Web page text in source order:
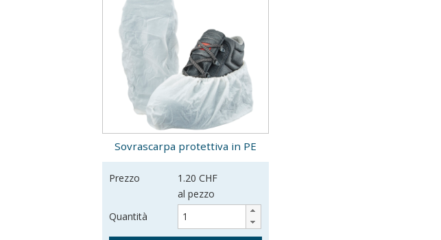
Sovrascarpa protettiva in PE
Prezzo
1.20 CHF
al pezzo
Quantità